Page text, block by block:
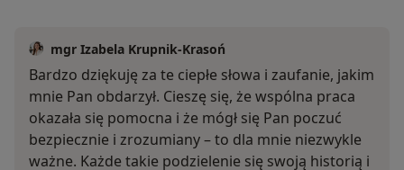
mgr Izabela Krupnik-Krasoń
Bardzo dziękuję za te ciepłe słowa i zaufanie, jakim
mnie Pan obdarzył. Cieszę się, że wspólna praca
okazała się pomocna i że mógł się Pan poczuć
bezpiecznie i zrozumiany – to dla mnie niezwykle
ważne. Każde takie podzielenie się swoją historią i